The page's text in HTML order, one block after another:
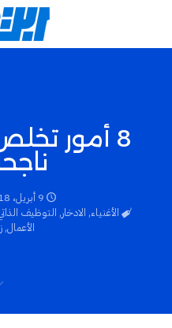
8 أمور
9 أبريل، 2018
الأغنياء, الادخار, التوظيف
الأعمال,